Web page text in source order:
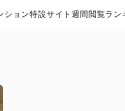
ション特設サイト週間閲覧ラン